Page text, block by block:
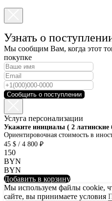
Узнать о
Мы сообщим Вам, когда этот
покупке
Сообщить о поступлении
Услуга персонализации
Укажите инициалы ( 2 латинские
Ориентировочная стоимость в
45 $ / 4 800 ₽
150
BYN
BYN
Добавить в корзину
Мы используем файлы cookie,
сайте, вы принимаете условия